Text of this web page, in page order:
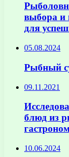
выбора и
для
05.08.2024
Рыбный
09.11.2021
блюд из
10.06.2024